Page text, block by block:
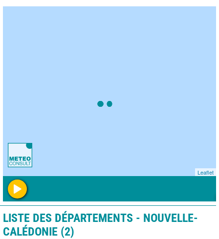
Leaflet
LISTE DES DÉPARTEMENTS - NOUVELLE-
CALÉDONIE (2)